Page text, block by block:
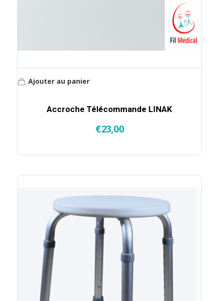
Accroche Télécommande LINAK
€23,00
Ajouter au panier